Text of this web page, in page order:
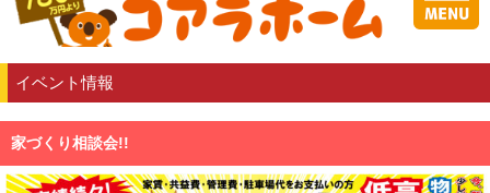
イベント情報
家づくり相談会!!